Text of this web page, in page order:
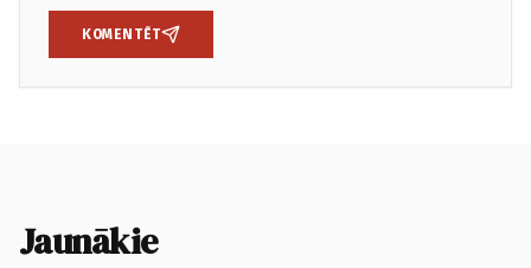
KOMENTĒT
Jaunākie